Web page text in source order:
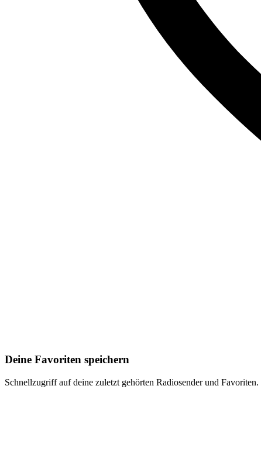
Deine Favoriten speichern
Schnellzugriff auf deine zuletzt gehörten Radiosender und Favoriten.